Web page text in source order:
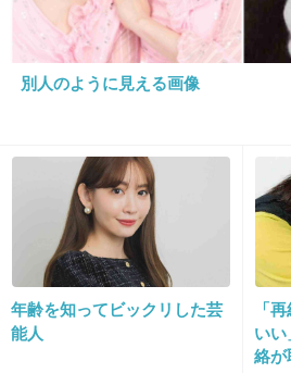
+213
16. 匿名 2026/07/08(水) 16:57:40
この見た目した人間には近
別人のように見える画像
年齢を知ってビックリした芸
能人
「
い
絡